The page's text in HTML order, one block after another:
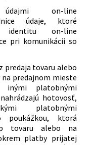
údajmi on-line
údaje, ktoré
identitu on-line
pri komunikácii so
tovaru alebo
predajnom mieste
platobnými
hotovosť,
platobnými
poukážkou, ktorá
tovaru alebo na
platby prijatej